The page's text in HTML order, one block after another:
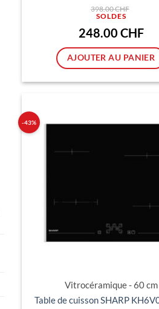
398.00CHF
était :
398.00
248.00 CHFLe
est :
AJOUTER AU PANIER
-43%
Vitrocéramique - 60 cm
Table de cuisson SHARP